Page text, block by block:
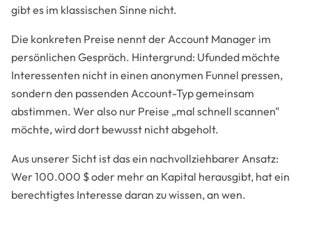
gibt es im klassischen Sinne nicht.
Die konkreten Preise nennt der Account Manager im
persönlichen Gespräch. Hintergrund: Ufunded möchte
Interessenten nicht in einen anonymen Funnel pressen,
sondern den passenden Account-Typ gemeinsam
abstimmen. Wer also nur Preise „mal schnell scannen"
möchte, wird dort bewusst nicht abgeholt.
Aus unserer Sicht ist das ein nachvollziehbarer Ansatz:
Wer 100.000 $ oder mehr an Kapital herausgibt, hat ein
berechtigtes Interesse daran zu wissen, an wen.